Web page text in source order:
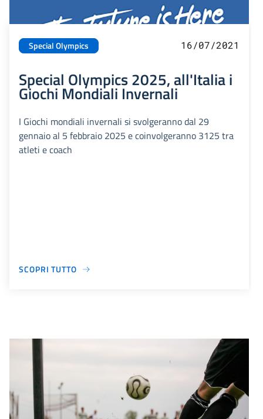
Special Olympics 16/07/2021
Special Olympics 2025, all'Italia i
Giochi Mondiali Invernali
I Giochi mondiali invernali si svolgeranno dal 29
gennaio al 5 febbraio 2025 e coinvolgeranno 3125 tra
atleti e coach
SCOPRI TUTTO